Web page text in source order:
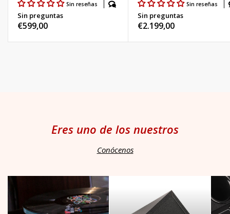
Sin reseñas
Sin preguntas
Precio
€599,00
Sin reseñas
Sin preguntas
Precio
€2.199,00
Eres uno de los nuestros
Conócenos